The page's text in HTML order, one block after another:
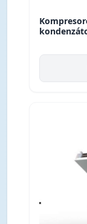
kondenzátorom